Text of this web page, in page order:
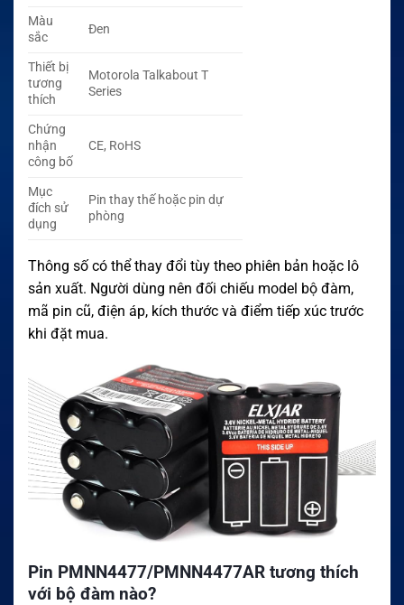
Màu
sắc
Đen
Thiết bị
tương
thích
Motorola Talkabout T
Series
Chứng
nhận
công bố
CE, RoHS
Mục
đích sử
dụng
Pin thay thế hoặc pin dự
phòng
Thông số có thể thay đổi tùy theo phiên bản hoặc lô
sản xuất. Người dùng nên đối chiếu model bộ đàm,
mã pin cũ, điện áp, kích thước và điểm tiếp xúc trước
khi đặt mua.
Pin PMNN4477/PMNN4477AR tương thích
với bộ đàm nào?